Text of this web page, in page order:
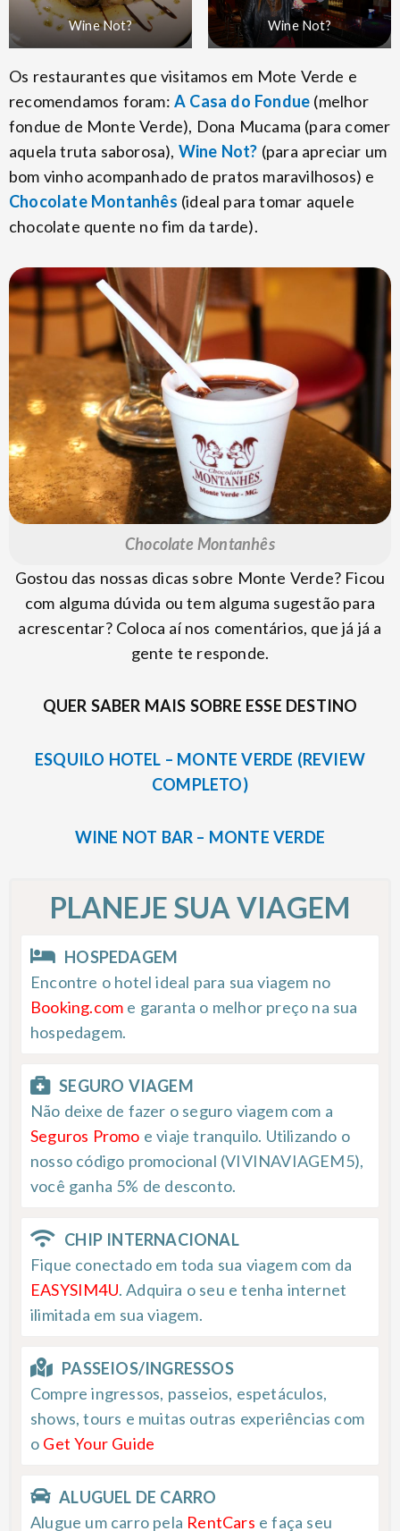
Wine Not? Wine Not?
Os restaurantes que visitamos em Mote Verde e
recomendamos foram: A Casa do Fondue (melhor
fondue de Monte Verde), Dona Mucama (para comer
aquela truta saborosa), Wine Not? (para apreciar um
bom vinho acompanhado de pratos maravilhosos) e
Chocolate Montanhês (ideal para tomar aquele
chocolate quente no fim da tarde).
Chocolate Montanhês
Gostou das nossas dicas sobre Monte Verde? Ficou
com alguma dúvida ou tem alguma sugestão para
acrescentar? Coloca aí nos comentários, que já já a
gente te responde.
QUER SABER MAIS SOBRE ESSE DESTINO
ESQUILO HOTEL – MONTE VERDE (REVIEW
COMPLETO)
WINE NOT BAR – MONTE VERDE
PLANEJE SUA VIAGEM
HOSPEDAGEM
Encontre o hotel ideal para sua viagem no
Booking.com e garanta o melhor preço na sua
hospedagem.
SEGURO VIAGEM
Não deixe de fazer o seguro viagem com a
Seguros Promo e viaje tranquilo. Utilizando o
nosso código promocional (VIVINAVIAGEM5),
você ganha 5% de desconto.
CHIP INTERNACIONAL
Fique conectado em toda sua viagem com da
EASYSIM4U. Adquira o seu e tenha internet
ilimitada em sua viagem.
PASSEIOS/INGRESSOS
Compre ingressos, passeios, espetáculos,
shows, tours e muitas outras experiências com
o Get Your Guide
ALUGUEL DE CARRO
Alugue um carro pela RentCars e faça seu